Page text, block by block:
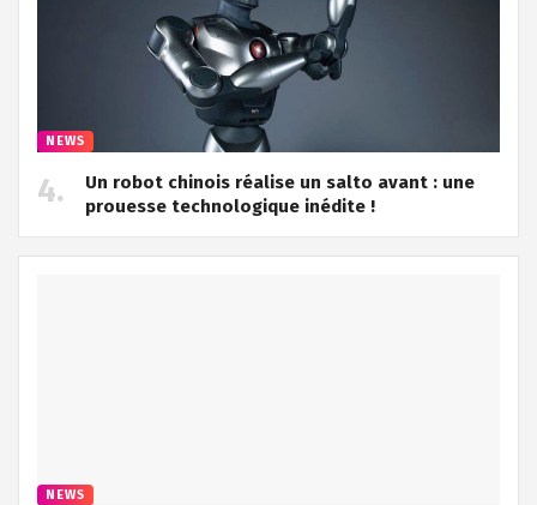
NEWS
Un robot chinois réalise un salto avant : une
prouesse technologique inédite !
NEWS